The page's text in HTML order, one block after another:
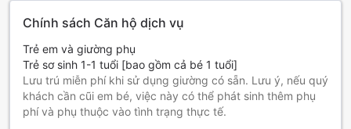
Chính sách Căn hộ dịch vụ
Trẻ em và giường phụ
Trẻ sơ sinh 1-1 tuổi [bao gồm cả bé 1 tuổi]
Lưu trú miễn phí khi sử dụng giường có sẵn. Lưu ý, nếu quý
khách cần cũi em bé, việc này có thể phát sinh thêm phụ
phí và phụ thuộc vào tình trạng thực tế.